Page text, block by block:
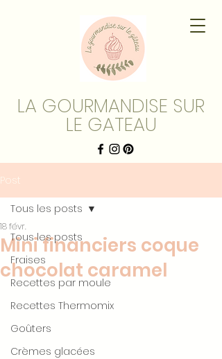
LA GOURMANDISE SUR
LE GATEAU
Post
Tous les posts
Fraises
Recettes par moule
Recettes Thermomix
Goûters
Crèmes glacées
Tous les posts
Mini financiers coque
chocolat caramel
18 févr.